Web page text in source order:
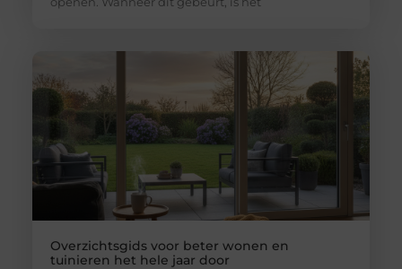
Overzichtsgids voor beter wonen en
tuinieren het hele jaar door